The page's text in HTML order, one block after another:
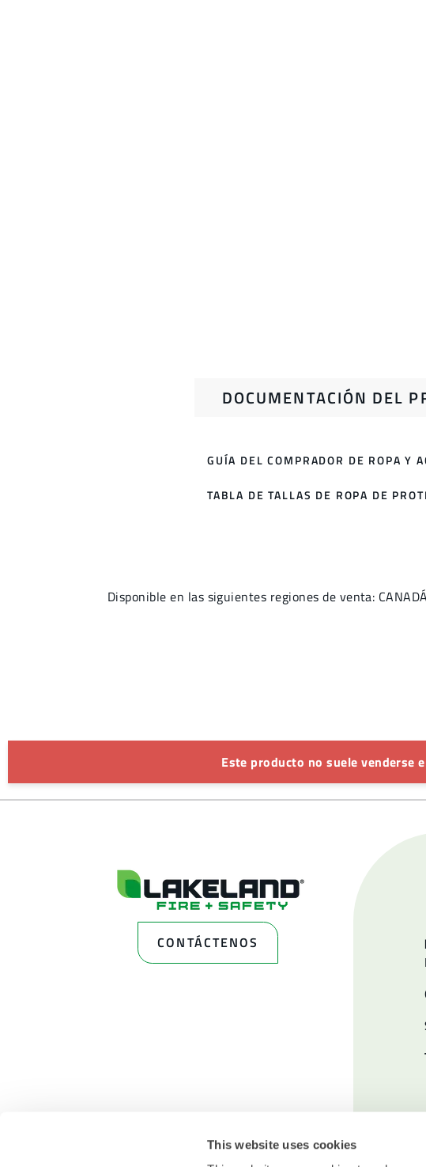
This website uses cookies
DOCUMENTACIÓN DEL
GUÍA DEL COMPRADOR DE ROPA Y
TABLA DE TALLAS DE ROPA DE
Disponible en las siguientes regiones de venta:
Este producto no suele venderse
CONTÁCTENOS